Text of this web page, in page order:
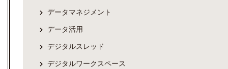
データマネジメント
データ活用
デジタルスレッド
デジタルワークスペース